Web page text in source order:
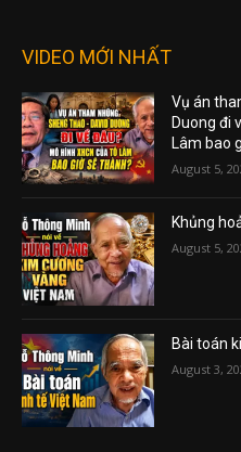
VIDEO MỚI NHẤT
Vụ án
Duong đi
Lâm bao
August 5,
Khủng
August 5,
Bài toán
August 3,